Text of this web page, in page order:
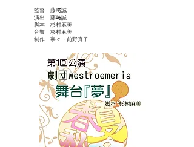
監督 藤﨑誠
演出 藤﨑誠
脚本 杉村麻美
音響 杉村麻美
制作 寧々・前野真子